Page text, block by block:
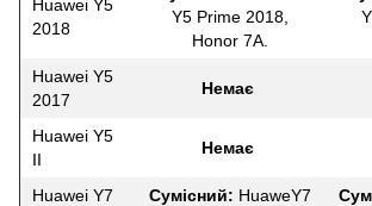
Huawei Y5
2018
Y5 Prime 2018,
Honor 7A.
Huawei Y5
2017
Немає
Huawei Y5
II
Немає
Huawei Y7
Сумісний: HuaweY7